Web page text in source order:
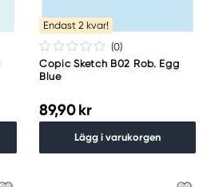
Endast 2 kvar!
(0)
Copic Sketch B02 Rob. Egg
Blue
89,90 kr
Lägg i varukorgen